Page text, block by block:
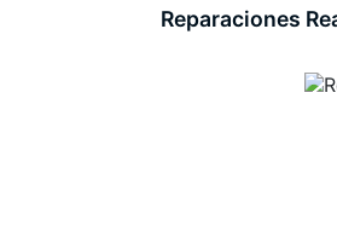
Reparaciones